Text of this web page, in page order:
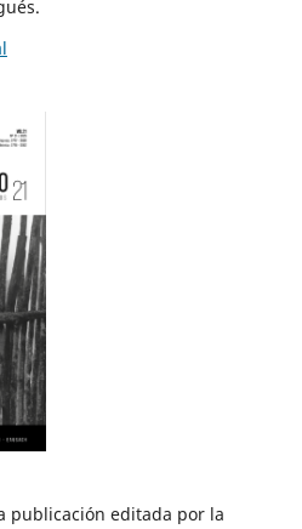
publicación editada por la